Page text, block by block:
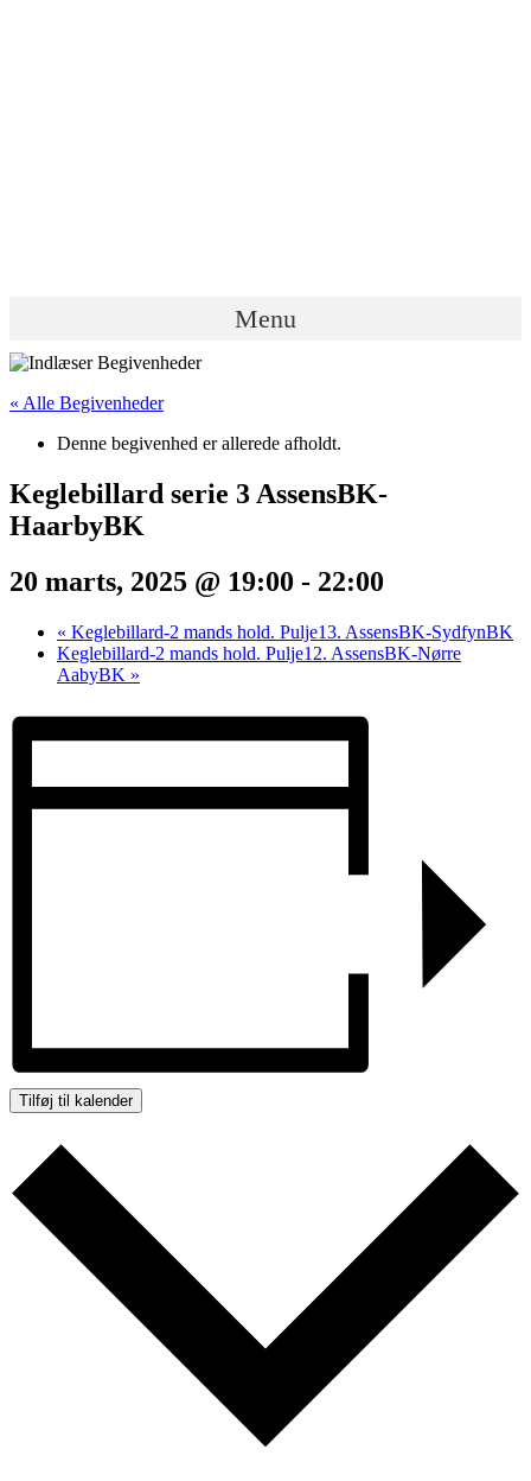
Menu
« Alle Begivenheder
Denne begivenhed er allerede afholdt.
Keglebillard serie 3 AssensBK-
HaarbyBK
20 marts, 2025 @ 19:00 - 22:00
« Keglebillard-2 mands hold. Pulje13. AssensBK-SydfynBK
Keglebillard-2 mands hold. Pulje12. AssensBK-Nørre
AabyBK »
Tilføj til kalender